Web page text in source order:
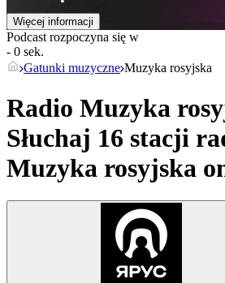
Więcej informacji
Podcast rozpoczyna się w
- 0 sek.
Gatunki muzyczne Muzyka rosyjska
Radio Muzyka
Słuchaj 16 stacji
Muzyka rosyjska